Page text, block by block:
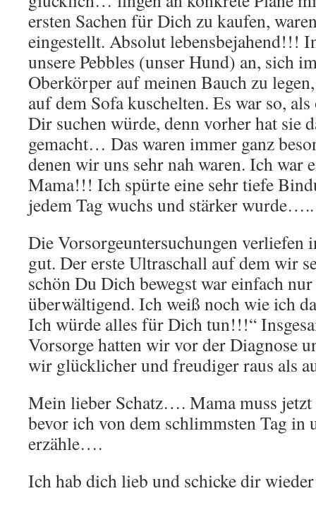
ersten Sachen für Dich zu kaufen,
eingestellt. Absolut lebensbejahend!!!
unsere Pebbles (unser Hund) an, sich
Oberkörper auf meinen Bauch zu
auf dem Sofa kuschelten. Es war so,
Dir suchen würde, denn vorher hat sie
gemacht… Das waren immer ganz
denen wir uns sehr nah waren. Ich war
Mama!!! Ich spürte eine sehr tiefe
jedem Tag wuchs und stärker wurde…..
Die Vorsorgeuntersuchungen verliefen
gut. Der erste Ultraschall auf dem wir
schön Du Dich bewegst war einfach
überwältigend. Ich weiß noch wie ich
Ich würde alles für Dich tun!!!“
Vorsorge hatten wir vor der Diagnose
wir glücklicher und freudiger raus als
Mein lieber Schatz…. Mama muss jetzt
bevor ich von dem schlimmsten Tag in
erzähle….
Ich hab dich lieb und schicke dir